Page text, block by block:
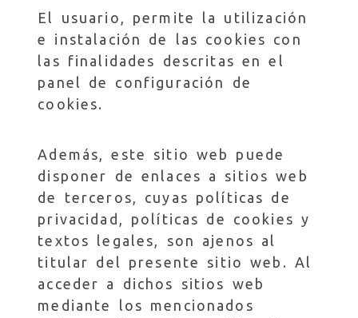
El usuario, permite la utilización
e instalación de las cookies con
las finalidades descritas en el
panel de configuración de
cookies.
Además, este sitio web puede
disponer de enlaces a sitios web
de terceros, cuyas políticas de
privacidad, políticas de cookies y
textos legales, son ajenos al
titular del presente sitio web. Al
acceder a dichos sitios web
mediante los mencionados